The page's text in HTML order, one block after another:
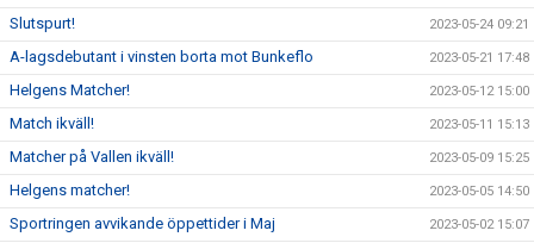
Slutspurt! 2023-05-24 09:21
A-lagsdebutant i vinsten borta mot Bunkeflo 2023-05-21 17:48
Helgens Matcher! 2023-05-12 15:00
Match ikväll! 2023-05-11 15:13
Matcher på Vallen ikväll! 2023-05-09 15:25
Helgens matcher! 2023-05-05 14:50
Sportringen avvikande öppettider i Maj 2023-05-02 15:07